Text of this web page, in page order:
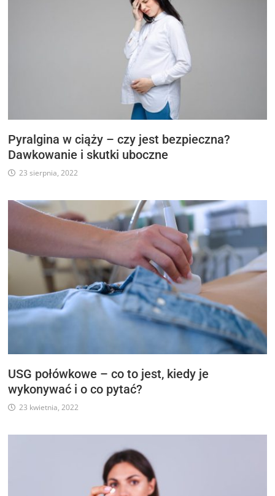
Pyralgina w ciąży – czy jest bezpieczna?
Dawkowanie i skutki uboczne
23 sierpnia, 2022
USG połówkowe – co to jest, kiedy je
wykonywać i o co pytać?
23 kwietnia, 2022